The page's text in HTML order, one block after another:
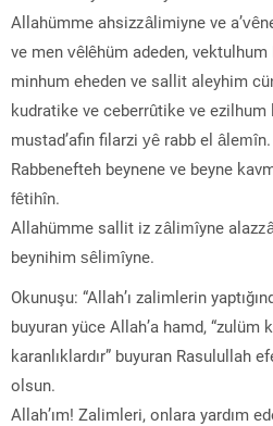
Allahümme ahsizzâlimiyne ve
ve men vêlêhüm adeden,
minhum eheden ve sallit aleyhim
kudratike ve ceberrûtike ve
mustad’afin filarzi yê rabb el âlemîn.
Rabbenefteh beynene ve beyne
fêtihîn.
Allahümme sallit iz zâlimîyne
beynihim sêlimîyne.
Okunuşu: “Allah’ı zalimlerin
buyuran yüce Allah’a hamd,
karanlıklardır” buyuran Rasulullah
olsun.
Allah’ım! Zalimleri, onlara yardım